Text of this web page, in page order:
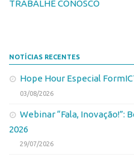
PD&I
Convênios
Chamamento
Parcerias PD&I
TRABALHE CONOSCO
NOTÍCIAS RECENTES
Hope Hour Especial
03/08/2026
Webinar “Fala, Inovação!”:
2026
29/07/2026